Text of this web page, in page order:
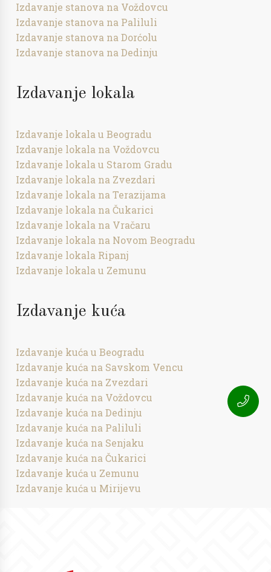
Izdavanje stanova na Voždovcu
Izdavanje stanova na Paliluli
Izdavanje stanova na Dorćolu
Izdavanje stanova na Dedinju
Izdavanje lokala
Izdavanje lokala u Beogradu
Izdavanje lokala na Voždovcu
Izdavanje lokala u Starom Gradu
Izdavanje lokala na Zvezdari
Izdavanje lokala na Terazijama
Izdavanje lokala na Čukarici
Izdavanje lokala na Vračaru
Izdavanje lokala na Novom Beogradu
Izdavanje lokala Ripanj
Izdavanje lokala u Zemunu
Izdavanje kuća
Izdavanje kuća u Beogradu
Izdavanje kuća na Savskom Vencu
Izdavanje kuća na Zvezdari
Izdavanje kuća na Voždovcu
Izdavanje kuća na Dedinju
Izdavanje kuća na Paliluli
Izdavanje kuća na Senjaku
Izdavanje kuća na Čukarici
Izdavanje kuća u Zemunu
Izdavanje kuća u Mirijevu